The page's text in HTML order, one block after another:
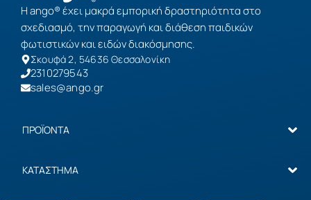
Η ango® έχει μακρά εμπορική δραστηριότητα στο
σχεδιασμό, την παραγωγή και διάθεση παιδικών
φωτιστικών και ειδών διακόσμησης.
Σκουφά 2, 54636 Θεσσαλονίκη
2310279543
sales@ango.gr
ΠΡΟΪΟΝΤΑ
ΚΑΤΑΣΤΗΜΑ